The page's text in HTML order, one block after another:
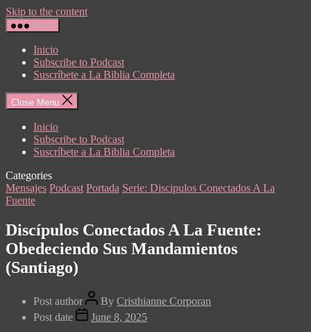
Skip to the content
Menu
Inicio
Subscribe to Podcast
Suscríbete a La Biblia Completa
Close Menu
Inicio
Subscribe to Podcast
Suscríbete a La Biblia Completa
Categories
Mensajes Podcast Portada Serie: Discipulos Conectados A La
Fuente
Discípulos Conectados A La Fuente:
Obedeciendo Sus Mandamientos
(Santiago)
Post author By Cristhianne Corporan
Post date
June 8, 2025